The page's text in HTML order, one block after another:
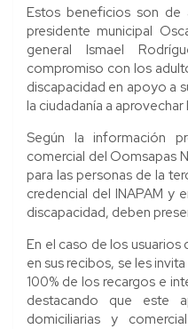
Estos beneficios son
presidente municipal
general Ismael
compromiso con los
discapacidad en apoyo a
la ciudadanía a
Según la información
comercial del Oomsapas
para las personas de la
credencial del INAPAM y
discapacidad, deben
En el caso de los usuarios
en sus recibos, se les
100% de los recargos e
destacando que este
domiciliarias y